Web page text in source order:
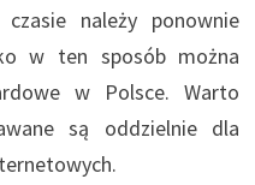
należy ponownie
w ten sposób można
w Polsce. Warto
są oddzielnie dla